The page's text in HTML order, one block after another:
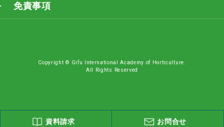
免責事項
Copyright © Gifu International Academy of Horticulture.
All Rights Reserved
資料請求 お問合せ